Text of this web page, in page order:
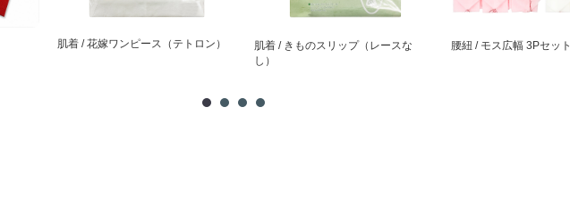
肌着 / 花嫁ワンピース（テトロン）
肌着 / きものスリップ（レースな
し）
腰紐 / モス広幅 3Pセット